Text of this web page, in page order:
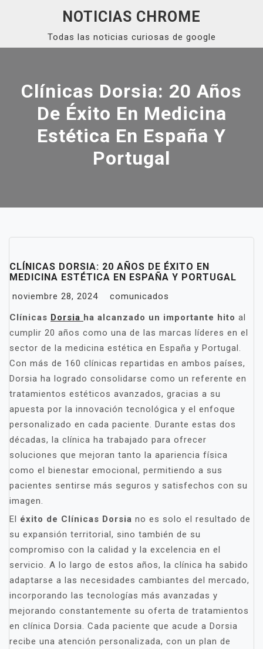
NOTICIAS CHROME
Todas las noticias curiosas de google
Clínicas Dorsia: 20 Años
De Éxito En Medicina
Estética En España Y
Portugal
CLÍNICAS DORSIA: 20 AÑOS DE ÉXITO EN
MEDICINA ESTÉTICA EN ESPAÑA Y PORTUGAL
noviembre 28, 2024
comunicados
Clínicas Dorsia ha alcanzado un importante hito al
cumplir 20 años como una de las marcas líderes en el
sector de la medicina estética en España y Portugal.
Con más de 160 clínicas repartidas en ambos países,
Dorsia ha logrado consolidarse como un referente en
tratamientos estéticos avanzados, gracias a su
apuesta por la innovación tecnológica y el enfoque
personalizado en cada paciente. Durante estas dos
décadas, la clínica ha trabajado para ofrecer
soluciones que mejoran tanto la apariencia física
como el bienestar emocional, permitiendo a sus
pacientes sentirse más seguros y satisfechos con su
imagen.
El éxito de Clínicas Dorsia no es solo el resultado de
su expansión territorial, sino también de su
compromiso con la calidad y la excelencia en el
servicio. A lo largo de estos años, la clínica ha sabido
adaptarse a las necesidades cambiantes del mercado,
incorporando las tecnologías más avanzadas y
mejorando constantemente su oferta de tratamientos
en clínica Dorsia. Cada paciente que acude a Dorsia
recibe una atención personalizada, con un plan de